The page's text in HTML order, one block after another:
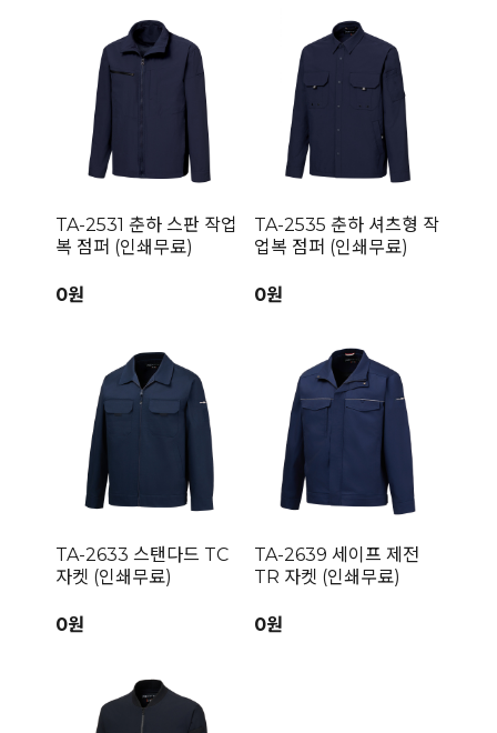
TA-2531 춘하 스판 작업
복 점퍼 (인쇄무료)
0원
TA-2535 춘하 셔츠형 작
업복 점퍼 (인쇄무료)
0원
TA-2633 스탠다드 TC
자켓 (인쇄무료)
0원
TA-2639 세이프 제전
TR 자켓 (인쇄무료)
0원